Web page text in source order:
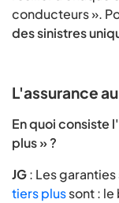
conducteurs ».
des sinistres
L'assurance
En quoi consiste
plus » ?
JG: Les
tiers plussont :